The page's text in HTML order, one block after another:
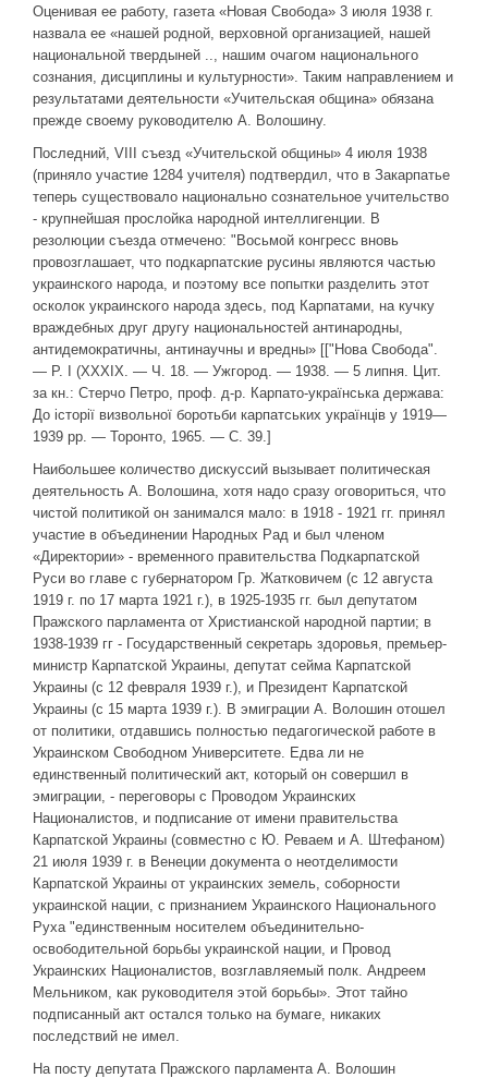
Оценивая ее работу, газета «Новая Свобода» 3 июля 1938 г.
назвала ее «нашей родной, верховной организацией, нашей
национальной твердыней .., нашим очагом национального
сознания, дисциплины и культурности». Таким направлением и
результатами деятельности «Учительская община» обязана
прежде своему руководителю А. Волошину.
Последний, VIII съезд «Учительской общины» 4 июля 1938
(приняло участие 1284 учителя) подтвердил, что в Закарпатье
теперь существовало национально сознательное учительство
- крупнейшая прослойка народной интеллигенции. В
резолюции съезда отмечено: "Восьмой конгресс вновь
провозглашает, что подкарпатские русины являются частью
украинского народа, и поэтому все попытки разделить этот
осколок украинского народа здесь, под Карпатами, на кучку
враждебных друг другу национальностей антинародны,
антидемократичны, антинаучны и вредны» [["Нова Свобода".
— Р. І (XXXIX. — Ч. 18. — Ужгород. — 1938. — 5 липня. Цит.
за кн.: Стерчо Петро, проф. д-р. Карпато-українська держава:
До історії визвольної боротьби карпатських українців у 1919—
1939 рр. — Торонто, 1965. — С. 39.]
Наибольшее количество дискуссий вызывает политическая
деятельность А. Волошина, хотя надо сразу оговориться, что
чистой политикой он занимался мало: в 1918 - 1921 гг. принял
участие в объединении Народных Рад и был членом
«Директории» - временного правительства Подкарпатской
Руси во главе с губернатором Гр. Жатковичем (с 12 августа
1919 г. по 17 марта 1921 г.), в 1925-1935 гг. был депутатом
Пражского парламента от Христианской народной партии; в
1938-1939 гг - Государственный секретарь здоровья, премьер-
министр Карпатской Украины, депутат сейма Карпатской
Украины (с 12 февраля 1939 г.), и Президент Карпатской
Украины (с 15 марта 1939 г.). В эмиграции А. Волошин отошел
от политики, отдавшись полностью педагогической работе в
Украинском Свободном Университете. Едва ли не
единственный политический акт, который он совершил в
эмиграции, - переговоры с Проводом Украинских
Националистов, и подписание от имени правительства
Карпатской Украины (совместно с Ю. Реваем и А. Штефаном)
21 июля 1939 г. в Венеции документа о неотделимости
Карпатской Украины от украинских земель, соборности
украинской нации, с признанием Украинского Национального
Руха "единственным носителем объединительно-
освободительной борьбы украинской нации, и Провод
Украинских Националистов, возглавляемый полк. Андреем
Мельником, как руководителя этой борьбы». Этот тайно
подписанный акт остался только на бумаге, никаких
последствий не имел.
На посту депутата Пражского парламента А. Волошин